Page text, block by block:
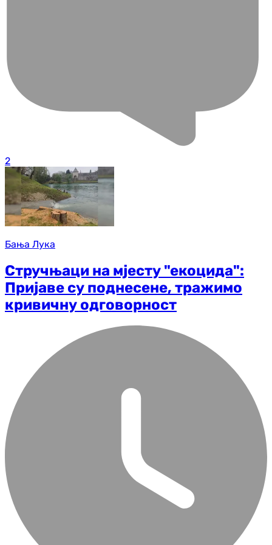
2
Бања Лука
Стручњаци на мјесту "екоцида":
Пријаве су поднесене, тражимо
кривичну одговорност